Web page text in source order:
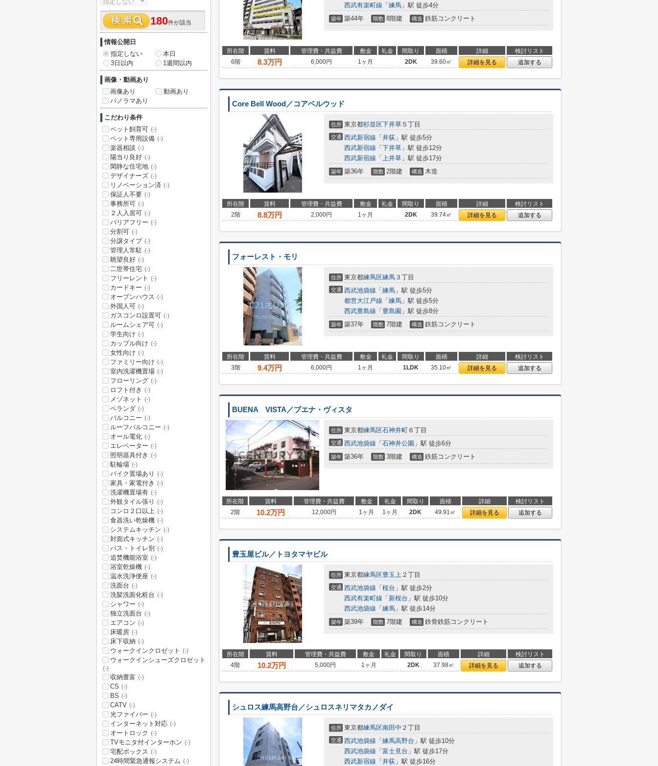
西武有楽町線 「 練馬 」駅 徒歩4分
築年 築44年 階数 8階建 構造 鉄筋コンクリート
所在階 賃料 管理費・共益費 敷金 礼金 間取り 面積 詳細
検討リスト
6階
8.3万円 6,000円 1ヶ月 2DK 39.60㎡ 詳細を見る 追加する
Core Bell Wood／コアベルウッド
住所 東京都杉並区下井草 ５丁目
交通 西武新宿線 「 井荻 」駅 徒歩5分
西武新宿線 「 下井草 」駅 徒歩12分
西武新宿線 「 上井草 」駅 徒歩17分
築年 築36年 階数 2階建 構造 木造
所在階 賃料 管理費・共益費 敷金 礼金 間取り 面積 詳細
検討リスト
2階
8.8万円 2,000円 1ヶ月 2DK 39.74㎡ 詳細を見る 追加する
フォーレスト・モリ
住所 東京都練馬区練馬 ３丁目
交通 西武池袋線 「 練馬 」駅 徒歩5分
都営大江戸線 「 練馬 」駅 徒歩5分
西武豊島線 「 豊島園 」駅 徒歩8分
築年 築37年 階数 7階建 構造 鉄筋コンクリート
所在階 賃料 管理費・共益費 敷金 礼金 間取り 面積 詳細
検討リスト
3階
9.4万円 6,000円 1ヶ月 1LDK 35.10㎡ 詳細を見る 追加する
BUENA VISTA／ブエナ・ヴィスタ
住所 東京都練馬区石神井町 ６丁目
交通 西武池袋線 「 石神井公園 」駅 徒歩6分
築年 築36年 階数 3階建 構造 鉄筋コンクリート
所在階 賃料 管理費・共益費 敷金 礼金 間取り 面積 詳細
検討リスト
2階
10.2万円 12,000円 1ヶ月 1ヶ月 2DK 49.91㎡ 詳細を見る 追加する
豊玉屋ビル／トヨタマヤビル
住所 東京都練馬区豊玉上 ２丁目
交通 西武池袋線 「 桜台 」駅 徒歩2分
西武有楽町線 「 新桜台 」駅 徒歩10分
西武池袋線 「 練馬 」駅 徒歩14分
築年 築39年 階数 7階建 構造 鉄骨鉄筋コンクリート
所在階 賃料 管理費・共益費 敷金 礼金 間取り 面積 詳細
検討リスト
4階
10.2万円 5,000円 1ヶ月 2DK 37.98㎡ 詳細を見る 追加する
シュロス練馬高野台／シュロスネリマタカノダイ
住所 東京都練馬区南田中 ２丁目
交通 西武池袋線 「 練馬高野台 」駅 徒歩10分
西武池袋線 「 富士見台 」駅 徒歩17分
西武新宿線 「 井荻 」駅 徒歩16分
180件が該当
情報公開日
指定しない
本日
3日以内
1週間以内
画像・動画あり
画像あり
動画あり
パノラマあり
こだわり条件
ペット飼育可 (-)
ペット専用設備 (-)
楽器相談 (-)
陽当り良好 (-)
閑静な住宅地 (-)
デザイナーズ (-)
リノベーション済 (-)
保証人不要 (-)
事務所可 (-)
２人入居可 (-)
バリアフリー (-)
分割可 (-)
分譲タイプ (-)
管理人常駐 (-)
眺望良好 (-)
二世帯住宅 (-)
フリーレント (-)
カードキー (-)
オープンハウス (-)
外国人可 (-)
ガスコンロ設置可 (-)
ルームシェア可 (-)
学生向け (-)
カップル向け (-)
女性向け (-)
ファミリー向け (-)
室内洗濯機置場 (-)
フローリング (-)
ロフト付き (-)
メゾネット (-)
ベランダ (-)
バルコニー (-)
ルーフバルコニー (-)
オール電化 (-)
エレベーター (-)
照明器具付き (-)
駐輪場 (-)
バイク置場あり (-)
家具・家電付き (-)
洗濯機置場有 (-)
外観タイル張り (-)
コンロ２口以上 (-)
食器洗い乾燥機 (-)
システムキッチン (-)
対面式キッチン (-)
バス・トイレ別 (-)
追焚機能浴室 (-)
浴室乾燥機 (-)
温水洗浄便座 (-)
洗面台 (-)
洗髪洗面化粧台 (-)
シャワー (-)
独立洗面台 (-)
エアコン (-)
床暖房 (-)
床下収納 (-)
ウォークインクロゼット (-)
ウォークインシューズクロゼット
(-)
収納豊富 (-)
CS (-)
BS (-)
CATV (-)
光ファイバー (-)
インターネット対応 (-)
オートロック (-)
TVモニタ付インターホン (-)
宅配ボックス (-)
24時間緊急通報システム (-)